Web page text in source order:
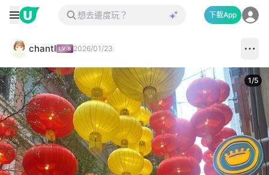
下載App
chantl 2026/01/23
1/5